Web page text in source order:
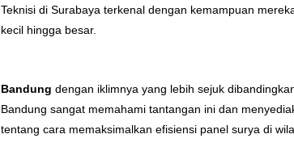
Teknisi di Surabaya terkenal dengan kemampuan
kecil hingga besar.
Bandung dengan iklimnya yang lebih sejuk
Bandung sangat memahami tantangan ini dan
tentang cara memaksimalkan efisiensi panel surya di